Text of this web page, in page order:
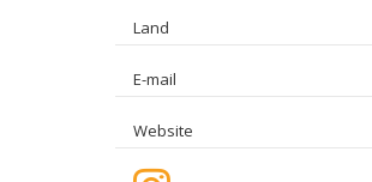
Land
E-mail
Website